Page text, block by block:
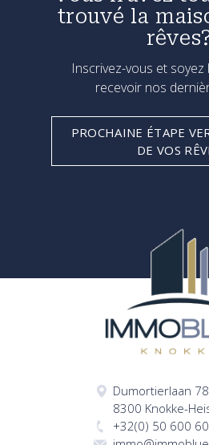
trouvé la
Inscrivez-vous et soyez
recevoir nos
PROCHAINE ÉTAPE
DE VOS
Dumortierlaan 78
8300 Knokke-
+32(0) 50 600